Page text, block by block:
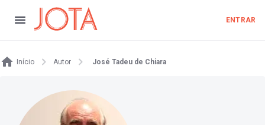
ENTRAR
Início Autor José Tadeu de Chiara